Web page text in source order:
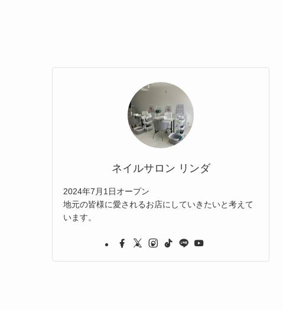
ネイルサロン リンダ
2024年7月1日オープン
地元の皆様に愛されるお店にしていきたいと考えて
います。